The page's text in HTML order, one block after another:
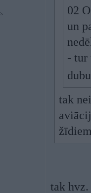
02
un
- tur
tak
tak hvz.